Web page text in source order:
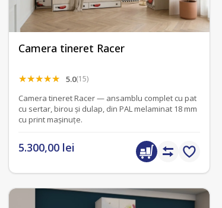
Camera tineret Racer
5.0(15)
Camera tineret Racer — ansamblu complet cu pat
cu sertar, birou și dulap, din PAL melaminat 18 mm
cu print mașinuțe.
5.300,00 lei